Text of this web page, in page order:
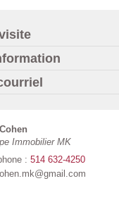
Immobilier MK
: 514 632-4250